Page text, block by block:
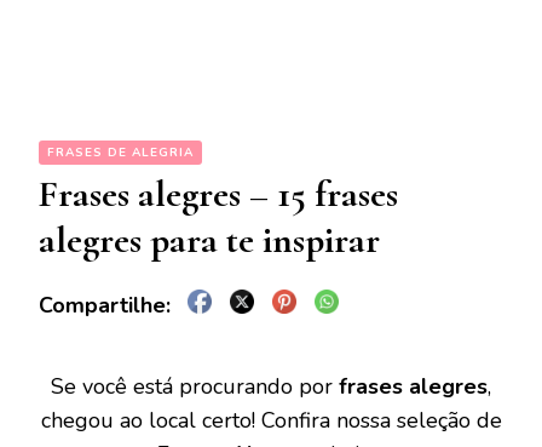
FRASES DE ALEGRIA
Frases alegres – 15 frases
alegres para te inspirar
Se você está procurando por frases alegres,
chegou ao local certo! Confira nossa seleção de